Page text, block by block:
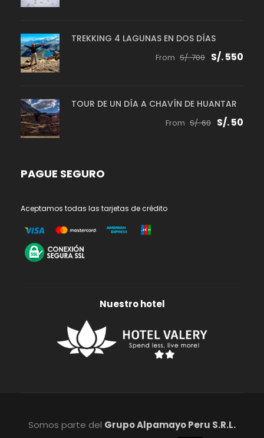
TREKKING 4 LAGUNAS EN DOS DÍAS
From S/. 700 S/. 550
TOUR DE UN DÍA A CHAVÍN DE HUANTAR
From S/. 60 S/. 50
PAGUE SEGURO
Aceptamos todas las tarjetas de crédito
Nuestro hotel
Somos parte del Grupo Alpamayo Peru S.R.L.